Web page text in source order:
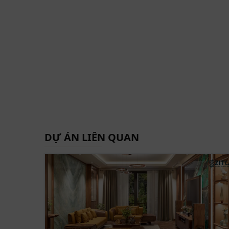
DỰ ÁN LIÊN QUAN